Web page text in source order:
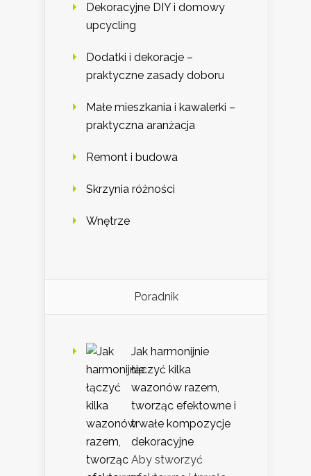
Dekoracyjne DIY i domowy
upcycling
Dodatki i dekoracje –
praktyczne zasady doboru
Małe mieszkania i kawalerki –
praktyczna aranżacja
Remont i budowa
Skrzynia różności
Wnętrze
Poradnik
Jak harmonijnie
łączyć kilka
wazonów razem,
tworząc efektowne i
trwałe kompozycje
dekoracyjne
Aby stworzyć